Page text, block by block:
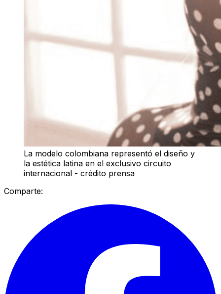
La modelo colombiana representó el diseño y
la estética latina en el exclusivo circuito
internacional - crédito prensa
Comparte: